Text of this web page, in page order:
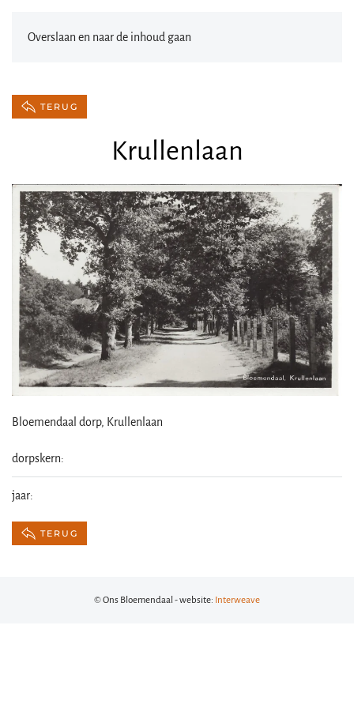
Overslaan en naar de inhoud gaan
TERUG
Krullenlaan
Bloemendaal dorp, Krullenlaan
dorpskern:
jaar:
TERUG
© Ons Bloemendaal - website: Interweave